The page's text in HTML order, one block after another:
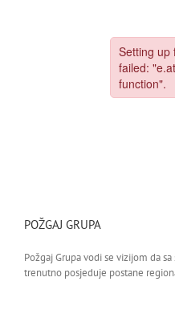
POŽGAJ GRUPA
Požgaj Grupa vodi se vizijom da
trenutno posjeduje postane